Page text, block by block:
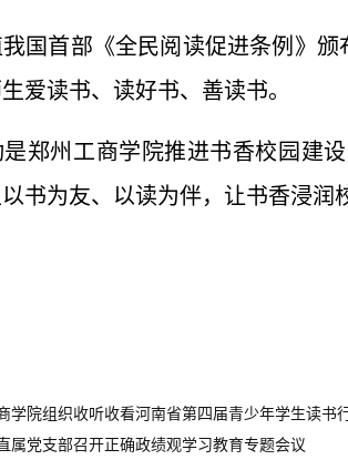
国首部《全民阅读促进条例》
爱读书、读好书、善读书。
是郑州工商学院推进书香校园建
书为友、以读为伴，让书香浸润
学院组织收听收看河南省第四届青少年学生读书
属党支部召开正确政绩观学习教育专题会议